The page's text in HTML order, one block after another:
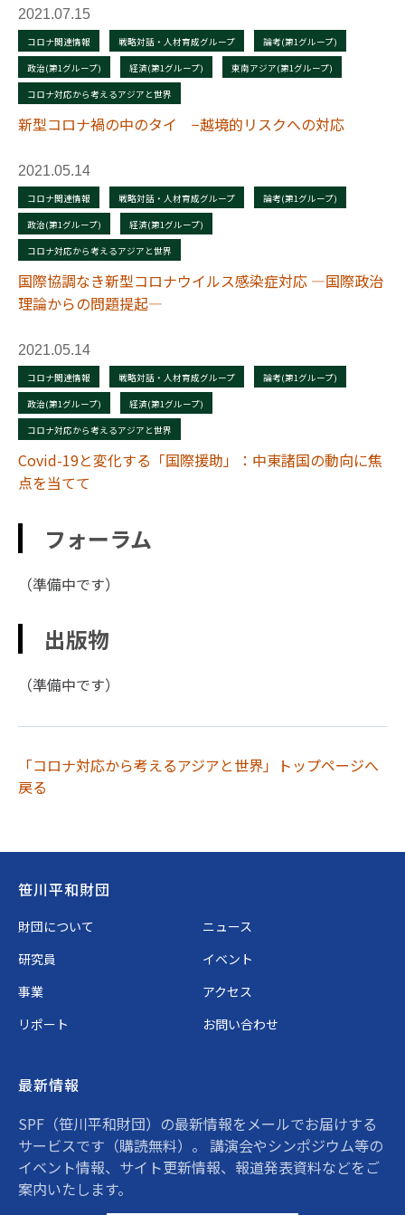
2021.07.15
コロナ関連情報 戦略対話・人材育成グループ 論考(第1グループ)
政治(第1グループ) 経済(第1グループ) 東南アジア(第1グループ)
コロナ対応から考えるアジアと世界
新型コロナ禍の中のタイ −越境的リスクへの対応
2021.05.14
コロナ関連情報 戦略対話・人材育成グループ 論考(第1グループ)
政治(第1グループ) 経済(第1グループ)
コロナ対応から考えるアジアと世界
国際協調なき新型コロナウイルス感染症対応 ―国際政治
理論からの問題提起―
2021.05.14
コロナ関連情報 戦略対話・人材育成グループ 論考(第1グループ)
政治(第1グループ) 経済(第1グループ)
コロナ対応から考えるアジアと世界
Covid-19と変化する「国際援助」：中東諸国の動向に焦
点を当てて
フォーラム
（準備中です）
出版物
（準備中です）
「コロナ対応から考えるアジアと世界」トップページへ
戻る
Footer
笹川平和財団
財団について
ニュース
研究員
イベント
事業
アクセス
リポート
お問い合わせ
最新情報
SPF（笹川平和財団）の最新情報をメールでお届けする
サービスです（購読無料）。 講演会やシンポジウム等の
イベント情報、サイト更新情報、報道発表資料などをご
案内いたします。